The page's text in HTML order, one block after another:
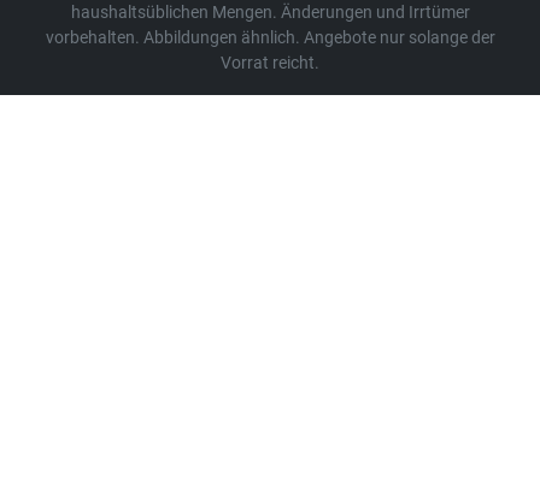
haushaltsüblichen Mengen. Änderungen und Irrtümer
vorbehalten. Abbildungen ähnlich. Angebote nur solange der
Vorrat reicht.